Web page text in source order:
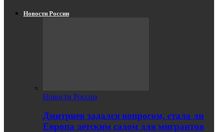
Новости России
Новости России
Дмитриев задался вопросом, стала ли
Европа детским садом для мигрантов